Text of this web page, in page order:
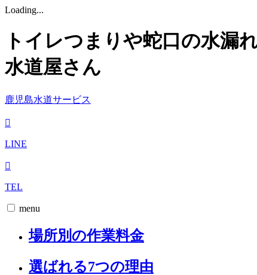
Loading...
トイレつまりや蛇口の水漏
水道屋さん
鹿児島水道サービス
LINE
TEL
menu
場所別の作業料金
選ばれる7つの理由